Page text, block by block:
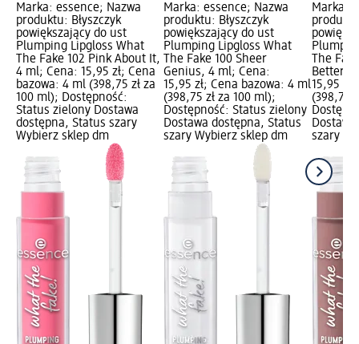
Marka: essence; Nazwa
produktu: Błyszczyk
powiększający do ust
Plumping Lipgloss What
The Fake 102 Pink About It,
4 ml; Cena: 15,95 zł; Cena
bazowa: 4 ml (398,75 zł za
100 ml); Dostępność:
Status zielony Dostawa
dostępna, Status szary
Wybierz sklep dm
Marka: essence; Nazwa
produktu: Błyszczyk
powiększający do ust
Plumping Lipgloss What
The Fake 100 Sheer
Genius, 4 ml; Cena:
15,95 zł; Cena bazowa: 4 ml
(398,75 zł za 100 ml);
Dostępność: Status zielony
Dostawa dostępna, Status
szary Wybierz sklep dm
Marka:
The
Better,
15,95
(398,75
szary